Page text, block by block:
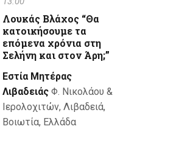
i
o
Λουκάς Βλάχος “Θα
κατοικήσουμε τα
επόμενα χρόνια στη
Σελήνη και στον Άρη;”
Εστία Μητέρας
Λιβαδειάς Φ. Νικολάου &
Ιερολοχιτών, Λιβαδειά,
Βοιωτία, Ελλάδα